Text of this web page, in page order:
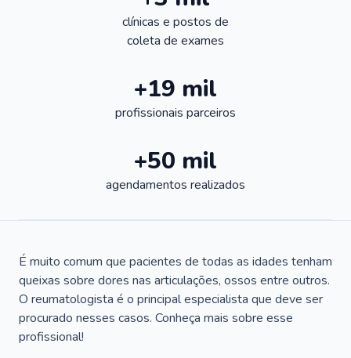
clínicas e postos de
coleta de exames
+19 mil
profissionais parceiros
+50 mil
agendamentos realizados
É muito comum que pacientes de todas as idades tenham
queixas sobre dores nas articulações, ossos entre outros.
O reumatologista é o principal especialista que deve ser
procurado nesses casos. Conheça mais sobre esse
profissional!